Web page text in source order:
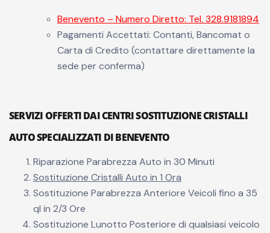
Benevento – Numero Diretto: Tel. 328.9181894
Pagamenti Accettati: Contanti, Bancomat o
Carta di Credito (contattare direttamente la
sede per conferma)
SERVIZI OFFERTI DAI CENTRI SOSTITUZIONE CRISTALLI
AUTO SPECIALIZZATI DI BENEVENTO
Riparazione Parabrezza Auto in 30 Minuti
Sostituzione Cristalli Auto in 1 Ora
Sostituzione Parabrezza Anteriore Veicoli fino a 35
ql in 2/3 Ore
Sostituzione Lunotto Posteriore di qualsiasi veicolo